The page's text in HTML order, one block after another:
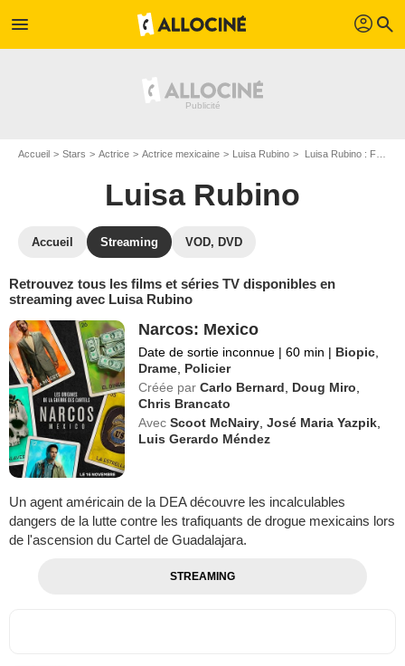
menu profil search
Accueil Stars Actrice Actrice mexicaine Luisa Rubino Luisa Rubino : Films et séries online
Luisa Rubino
Accueil Streaming VOD, DVD
Retrouvez tous les films et séries TV disponibles en
streaming avec Luisa Rubino
Narcos: Mexico
Date de sortie inconnue | 60 min | Biopic
Drame Policier
Créée par Carlo Bernard Doug Miro
Chris Brancato
Avec Scoot McNairy ,José Maria Yazpik
Luis Gerardo Méndez
Un agent américain de la DEA découvre les incalculables
dangers de la lutte contre les trafiquants de drogue mexicains lors
de l'ascension du Cartel de Guadalajara.
STREAMING